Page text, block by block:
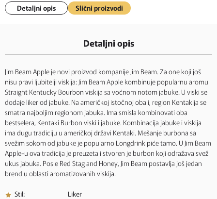
Detaljni opis Slični proizvodi
Detaljni opis
Jim Beam Apple je novi proizvod kompanije Jim Beam. Za one koji još
nisu pravi ljubitelji viskija: Jim Beam Apple kombinuje popularnu aromu
Straight Kentucky Bourbon viskija sa voćnom notom jabuke. U viski se
dodaje liker od jabuke. Na američkoj istočnoj obali, region Kentakija se
smatra najboljim regionom jabuka. Ima smisla kombinovati oba
bestselera, Kentaki Burbon viski i jabuke. Kombinacija jabuke i viskija
ima dugu tradiciju u američkoj državi Kentaki. Mešanje burbona sa
svežim sokom od jabuke je popularno Longdrink piće tamo. U Jim Beam
Apple-u ova tradicija je preuzeta i stvoren je burbon koji odražava svež
ukus jabuka. Posle Red Stag and Honey, Jim Beam postavlja još jedan
brend u oblasti aromatizovanih viskija.
Stil:
Liker